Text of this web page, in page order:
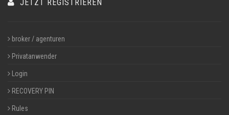
JETZT REGISTRIEREN
broker / agenturen
Privatanwender
Login
RECOVERY PIN
Rules